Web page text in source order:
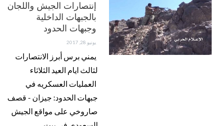
إنتصارات الجيش واللجان
بالجبهات الداخلية
وجبهات الحدود
يونيو 28, 2017
يمني برس أبرز الانتصارات
لثالث ايام العيد‏ الثلاثاء
العمليات العسكريه في
جبهات الحدود: جيزان - قصف
صاروخي على مواقع الجيش